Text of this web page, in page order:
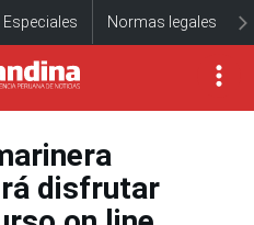
Especiales Normas legales
disfrutar